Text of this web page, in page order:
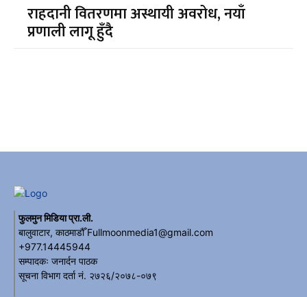
राहदानी वितरणमा अस्थायी अवरोध, नयाँ
प्रणाली लागू हुँदै
फुलमुन मिडिया प्रा.ली.
बालुवाटार, काठमाडौँ Fullmoonmedia1@gmail.com
+977.14445944
सम्पादकः जनार्दन पाठक
सूचना विभाग दर्ता नं. २७२६/२०७८-०७९